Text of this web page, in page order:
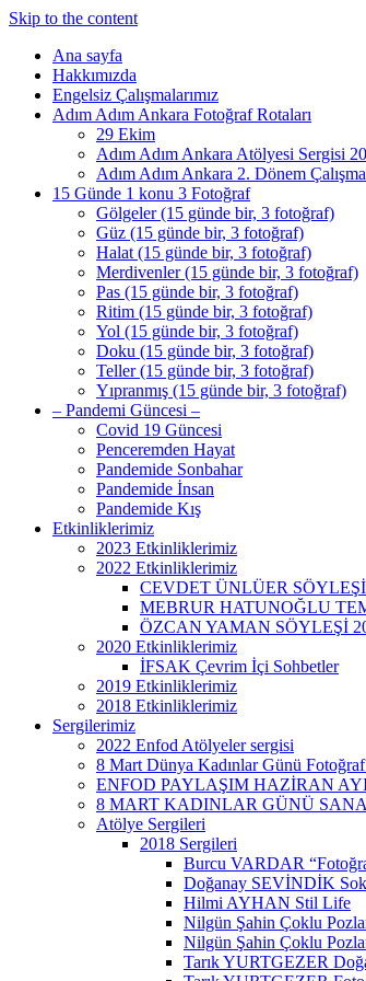
Skip to the content
Ana sayfa
Hakkımızda
Engelsiz Çalışmalarımız
Adım Adım Ankara Fotoğraf Rotaları
29 Ekim
Adım Adım Ankara Atölyesi Sergisi
Adım Adım Ankara 2. Dönem
15 Günde 1 konu 3 Fotoğraf
Gölgeler (15 günde bir, 3 fotoğraf)
Güz (15 günde bir, 3 fotoğraf)
Halat (15 günde bir, 3 fotoğraf)
Merdivenler (15 günde bir, 3 fotoğraf)
Pas (15 günde bir, 3 fotoğraf)
Ritim (15 günde bir, 3 fotoğraf)
Yol (15 günde bir, 3 fotoğraf)
Doku (15 günde bir, 3 fotoğraf)
Teller (15 günde bir, 3 fotoğraf)
Yıpranmış (15 günde bir, 3 fotoğraf)
– Pandemi Güncesi –
Covid 19 Güncesi
Penceremden Hayat
Pandemide Sonbahar
Pandemide İnsan
Pandemide Kış
Etkinliklerimiz
2023 Etkinliklerimiz
2022 Etkinliklerimiz
CEVDET ÜNLÜER SÖYLEŞİ
MEBRUR HATUNOĞLU
ÖZCAN YAMAN SÖYLEŞİ
2020 Etkinliklerimiz
İFSAK Çevrim İçi Sohbetler
2019 Etkinliklerimiz
2018 Etkinliklerimiz
Sergilerimiz
2022 Enfod Atölyeler sergisi
8 Mart Dünya Kadınlar Günü
ENFOD PAYLAŞIM HAZİRAN
8 MART KADINLAR GÜNÜ
Atölye Sergileri
2018 Sergileri
Burcu VARDAR
Doğanay SEVİNDİK
Hilmi AYHAN Stil Life
Nilgün Şahin Çoklu
Nilgün Şahin Çoklu
Tarık YURTGEZER